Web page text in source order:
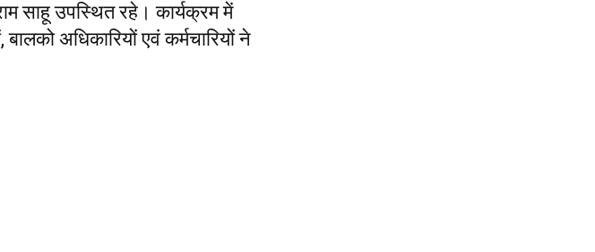
साहू उपस्थित रहे। कार्यक्रम में
अधिकारियों एवं कर्मचारियों ने